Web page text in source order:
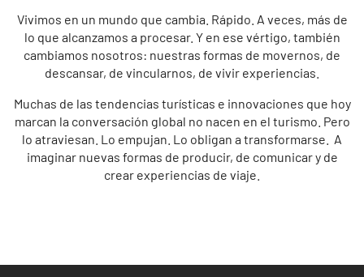
Vivimos en un mundo que cambia. Rápido. A veces, más de
lo que alcanzamos a procesar. Y en ese vértigo, también
cambiamos nosotros: nuestras formas de movernos, de
descansar, de vincularnos, de vivir experiencias.
Muchas de las tendencias turísticas e innovaciones que hoy
marcan la conversación global no nacen en el turismo. Pero
lo atraviesan. Lo empujan. Lo obligan a transformarse. A
imaginar nuevas formas de producir, de comunicar y de
crear experiencias de viaje.